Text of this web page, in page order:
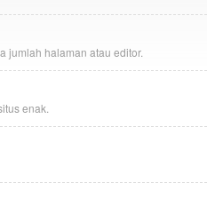
jumlah halaman atau editor.
enak.